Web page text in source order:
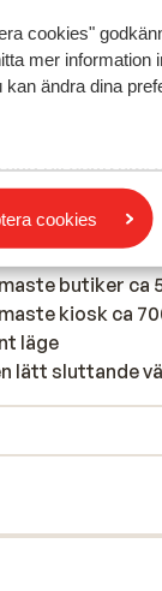
cookies"
mer
ändra dina
cookies
till centrum:
till pist ca 0 m
till skidbuss
till skidlift ca
butiker ca
kiosk ca
läge
lätt sluttande